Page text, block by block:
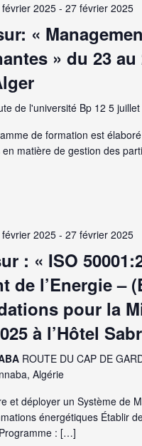
2025- 27 février 2025
«
» du 23 au
de l'université Bp 12 5
de formation est
matière de gestion des
2025- 27 février 2025
: « ISO
de l’Energie –
pour la
à l’Hôtel
ROUTE DU CAP DE
Algérie
et déployer un Système de
énergétiques Établir
: […]